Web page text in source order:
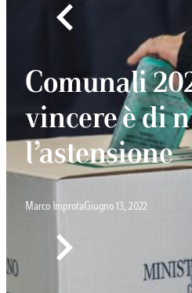
Comunali
vincere è di
l’astensione
Marco ImprotaGiugno 13, 2022